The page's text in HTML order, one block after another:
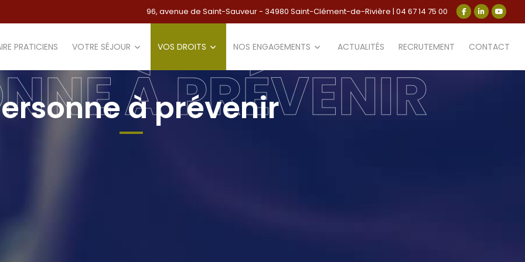
96, avenue de Saint-Sauveur - 34980 Saint-Clément-de-Rivière | 04 67 14 75 00
PRATICIENS VOTRE SÉJOUR VOS DROITS NOS ENGAGEMENTS ACTUALITÉS RECRUTEMENT CONTACT
À PRÉVENIR
à prévenir